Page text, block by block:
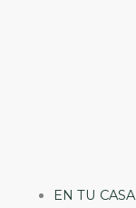
EN TU CASA